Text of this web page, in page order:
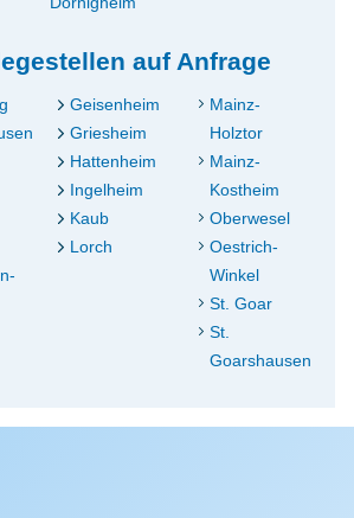
auf Anfrage
Geisenheim
Griesheim
Hattenheim
Ingelheim
Kaub
Lorch
Mainz-
Holztor
Mainz-
Kostheim
Oberwesel
Oestrich-
Winkel
St. Goar
St.
Goarshausen